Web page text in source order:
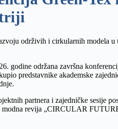
održivih i cirkularnih modela
godine održana završna
predstavnike akademske
partnera i zajedničke sesije
modna revija „CIRCULAR